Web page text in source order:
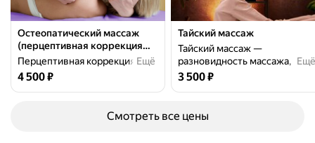
Остеопатический массаж
(перцептивная коррекция
тела )
Перцептивная коррекция тела
— метод, направленный на
напряжений, устранение
отёчности и улучшение
Ещё
Цена
4500
4 500₽
Тайский массаж
Тайский массаж —
разновидность массажа, при
которой мастер
Считается, что такая
восточная практика помогает
Ещё
Цена
3500
3 500₽
Смотреть все цены